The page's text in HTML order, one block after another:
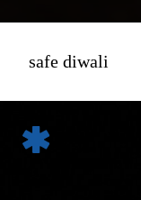
safe diwali